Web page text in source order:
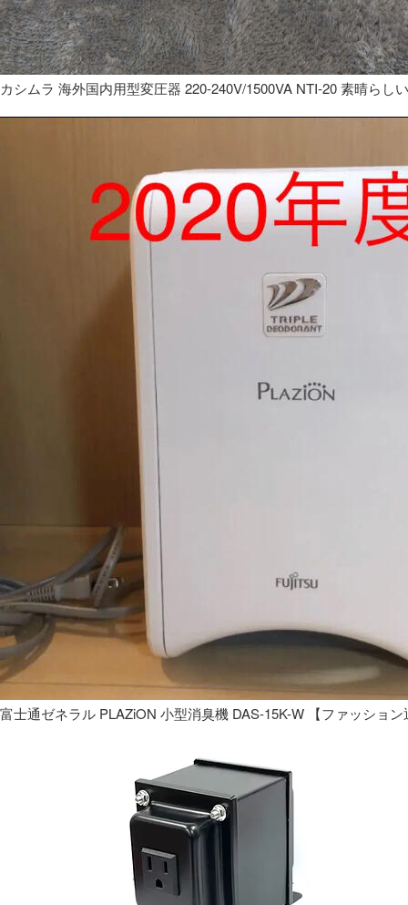
カシムラ 海外国内用型変圧器 220-240V/1500VA NTI-20 素晴らし
富士通ゼネラル PLAZiON 小型消臭機 DAS-15K-W 【ファッション